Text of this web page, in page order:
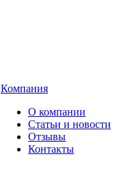
Компания
О компании
Статьи и новости
Отзывы
Контакты